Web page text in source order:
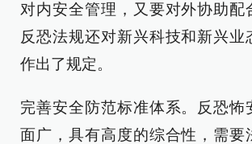
对内安全管理，又要对外协助配
反恐法规还对新兴科技和新兴业
作出了规定。
完善安全防范标准体系。反恐怖
面广，具有高度的综合性，需要